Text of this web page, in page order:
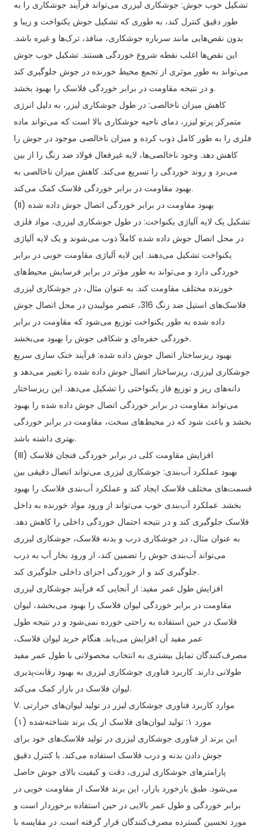
تشکیل خوب جوش: جوشکاری لیزری می‌تواند فرآیند جوشکاری را به
طور دقیق کنترل کند، به طوری که تشکیل جوش یکنواخت و زیبا و
بدون نقص‌هایی مانند سرباره جوشکاری، منافذ، ترک‌ها و غیره باشد.
این نقص‌ها اغلب نقطه شروع خوردگی هستند. تشکیل خوب جوش
می‌تواند به طور موثری از تجمع محیط خورنده در جوش جلوگیری کند
و در نتیجه مقاومت در برابر خوردگی فلاسک را بهبود بخشد.
کاهش میزان ناخالصی: در طول جوشکاری لیزر، به دلیل انرژی
متمرکز پرتو لیزر، دمای ناحیه جوشکاری بالا است که می‌تواند ماده
فلزی را به طور کامل ذوب کرده و میزان ناخالصی موجود در جوش را
کاهش دهد. وجود ناخالصی‌ها، لایه غیرفعال فولاد ضد زنگ را از بین
می‌برد و روند خوردگی را تسریع می‌کند. کاهش میزان ناخالصی به
بهبود مقاومت در برابر خوردگی فلاسک کمک می‌کند.
(II) بهبود مقاومت در برابر خوردگی اتصال جوش داده شده
تشکیل یک لایه آلیاژی یکنواخت: در طول جوشکاری لیزری، مواد فلزی
در محل اتصال جوش داده شده کاملاً ذوب می‌شوند و یک لایه آلیاژی
یکنواخت تشکیل می‌دهند. این لایه آلیاژی مقاومت خوبی در برابر
خوردگی دارد و می‌تواند به طور مؤثر در برابر فرسایش محیط‌های
خورنده مختلف مقاومت کند. به عنوان مثال، در جوشکاری لیزری
فلاسک‌های استیل ضد زنگ 316، عنصر مولیبدن در محل اتصال جوش
داده شده به طور یکنواخت توزیع می‌شود که مقاومت در برابر
خوردگی حفره‌ای و شکافی جوش را بهبود می‌بخشد.
بهبود ریزساختار اتصال جوش داده شده: فرآیند خنک سازی سریع
جوشکاری لیزری، ریزساختار اتصال جوش داده شده را تغییر می‌دهد و
دانه‌های ریز و توزیع فاز یکنواختی را تشکیل می‌دهد. این ریزساختار
می‌تواند مقاومت در برابر خوردگی اتصال جوش داده شده را بهبود
بخشد و باعث شود که در محیط‌های سخت، مقاومت در برابر خوردگی
بهتری داشته باشد.
(III) افزایش مقاومت کلی در برابر خوردگی فنجان فلاسک
بهبود عملکرد آب‌بندی: جوشکاری لیزری می‌تواند اتصال دقیقی بین
قسمت‌های مختلف فلاسک ایجاد کند و عملکرد آب‌بندی فلاسک را بهبود
بخشد. عملکرد آب‌بندی خوب می‌تواند از ورود مواد خورنده به داخل
فلاسک جلوگیری کند و در نتیجه احتمال خوردگی داخلی را کاهش دهد.
به عنوان مثال، در جوشکاری درب و بدنه فلاسک، جوشکاری لیزری
می‌تواند آب‌بندی جوش را تضمین کند، از ورود بخار آب به درب
جلوگیری کند و از خوردگی اجزای داخلی جلوگیری کند.
افزایش طول عمر مفید: از آنجایی که فرآیند جوشکاری لیزری
مقاومت در برابر خوردگی لیوان فلاسک را بهبود می‌بخشد، لیوان
فلاسک در حین استفاده به راحتی خورده نمی‌شود و در نتیجه طول
عمر مفید آن افزایش می‌یابد. هنگام خرید لیوان فلاسک،
مصرف‌کنندگان تمایل بیشتری به انتخاب محصولاتی با طول عمر مفید
طولانی دارند. کاربرد فناوری جوشکاری لیزری به بهبود رقابت‌پذیری
لیوان فلاسک در بازار کمک می‌کند.
V. موارد کاربرد فناوری جوشکاری لیزر در تولید لیوان‌های حرارتی
(۱) مورد ۱: تولید لیوان‌های فلاسک از یک برند شناخته‌شده
این برند از فناوری جوشکاری لیزری در تولید فلاسک‌های خود برای
جوش دادن بدنه و درب فلاسک استفاده می‌کند. با کنترل دقیق
پارامترهای جوشکاری لیزری، دقت و کیفیت بالای جوش حاصل
می‌شود. طبق بازخورد بازار، این برند فلاسک از مقاومت خوبی در
برابر خوردگی و طول عمر بالایی در حین استفاده برخوردار است و
مورد تحسین گسترده مصرف‌کنندگان قرار گرفته است. در مقایسه با